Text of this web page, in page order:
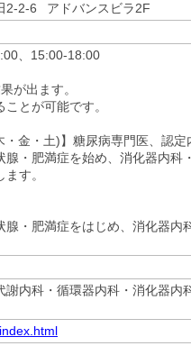
2-2-6 アドバンスビラ2F
、15:00-18:00
が出ます。
とが可能です。
・金・土)】糖尿病専門医、認定
・肥満症を始め、消化器内科
す。
腺・肥満症をはじめ、消化器内
謝内科・循環器内科・消化器内